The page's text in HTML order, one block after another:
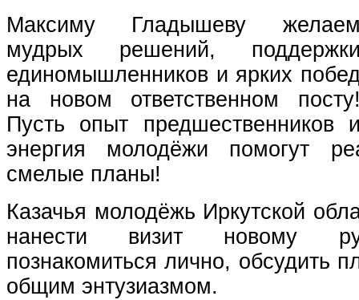
Максиму Гладышеву
мудрых решений,
единомышленников и ярких
на новом ответственном
Пусть опыт предшественников
энергия молодёжи помогут
смелые планы!
Казачья молодёжь Иркутской
нанести визит новому
познакомиться лично, обсудить
общим энтузиазмом.